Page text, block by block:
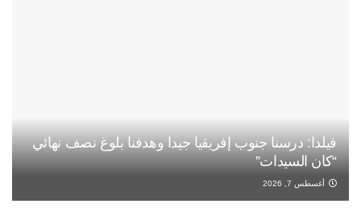
فيلدا: درسنا جنوب إفريقيا جيدا وهدفنا بلوغ نصف نهائي
“كان السيدات”
أغسطس 7, 2026